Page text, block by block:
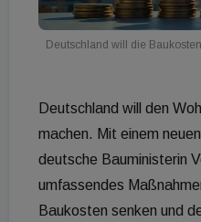
Deutschland will die
Deutschland will den
machen. Mit einem
deutsche Bauministerin
umfassendes
Baukosten senken und